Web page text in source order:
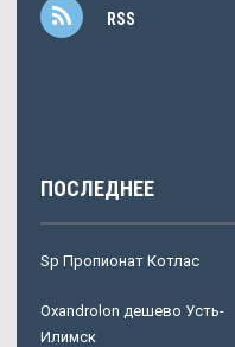
RSS
ПОСЛЕДНЕЕ
Sp Пропионат Котлас
Oxandrolon дешево Усть-
Илимск